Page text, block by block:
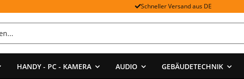
Schneller Versand aus DE
HANDY - PC - KAMERA AUDIO GEBÄUDETECHNIK